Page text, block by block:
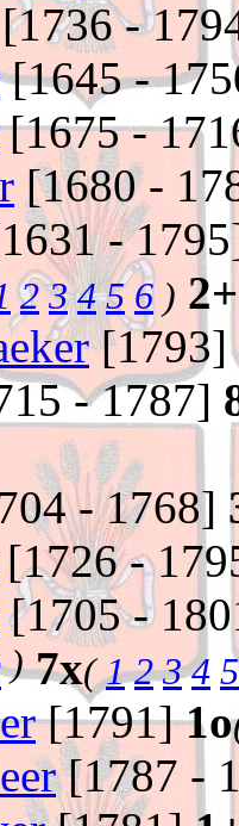
[1736 -
[1645 -
-
[1680 -
-
2 3 4 5 6 ) 2+
[1793]
- 1787]
- 1768]
[1726 -
[1705 -
) 7x(1 2 3 4 5
[1791]1o
[1787 -